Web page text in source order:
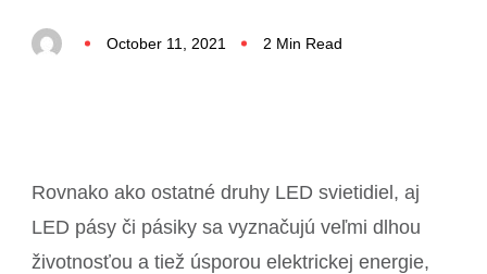
October 11, 2021 2 Min Read
Rovnako ako ostatné druhy LED svietidiel, aj
LED pásy či pásiky sa vyznačujú veľmi dlhou
životnosťou a tiež úsporou elektrickej energie,